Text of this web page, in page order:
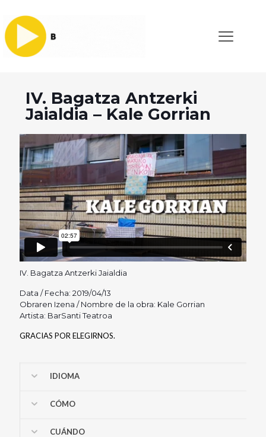
IV. Bagatza Antzerki
Jaialdia – Kale Gorrian
IV. Bagatza Antzerki Jaialdia
Data / Fecha: 2019/04/13
Obraren Izena / Nombre de la obra: Kale Gorrian
Artista: BarSanti Teatroa
GRACIAS POR ELEGIRNOS.
IDIOMA
CÓMO
CUÁNDO